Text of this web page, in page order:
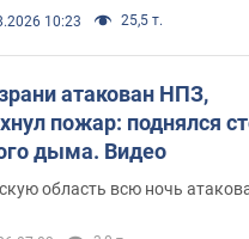
10:23 25,5 т.
атакован НПЗ,
пожар: поднялся
дыма. Видео
область всю ночь